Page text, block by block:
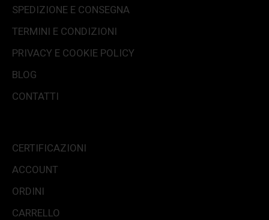
SPEDIZIONE E CONSEGNA
TERMINI E CONDIZIONI
PRIVACY E COOKIE POLICY
BLOG
CONTATTI
CERTIFICAZIONI
ACCOUNT
ORDINI
CARRELLO